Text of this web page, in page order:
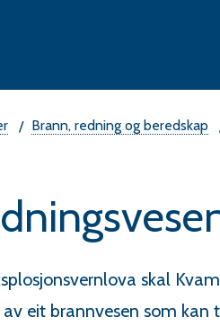
Brann, redning og beredskap
skal
eit brannvesen som kan